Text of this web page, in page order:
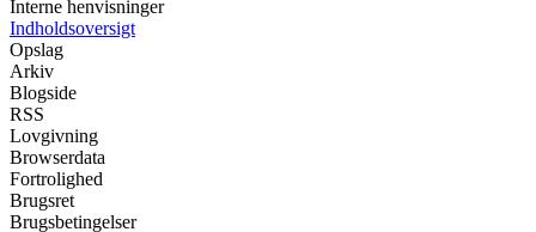
Interne henvisninger
Indholdsoversigt
Opslag
Arkiv
Blogside
RSS
Lovgivning
Browserdata
Fortrolighed
Brugsret
Brugsbetingelser